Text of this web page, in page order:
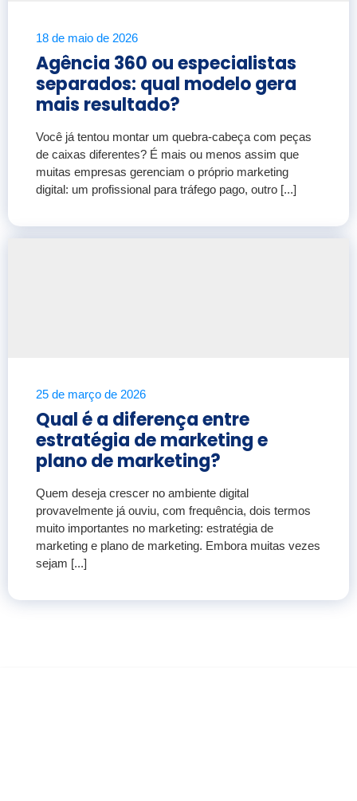
18 de maio de 2026
Agência 360 ou especialistas
separados: qual modelo gera
mais resultado?
Você já tentou montar um quebra-cabeça com peças
de caixas diferentes? É mais ou menos assim que
muitas empresas gerenciam o próprio marketing
digital: um profissional para tráfego pago, outro [...]
25 de março de 2026
Qual é a diferença entre
estratégia de marketing e
plano de marketing?
Quem deseja crescer no ambiente digital
provavelmente já ouviu, com frequência, dois termos
muito importantes no marketing: estratégia de
marketing e plano de marketing. Embora muitas vezes
sejam [...]